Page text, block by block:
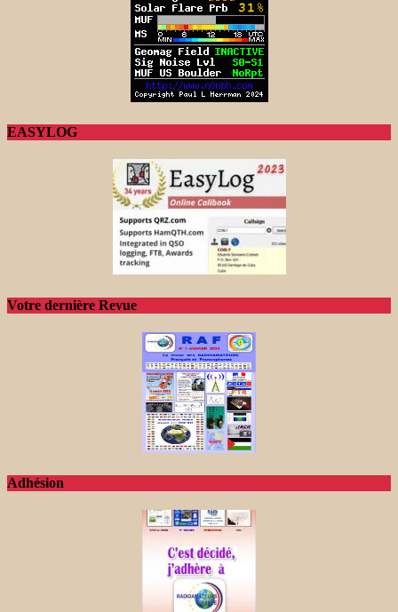
EASYLOG
Votre dernière Revue
Adhésion